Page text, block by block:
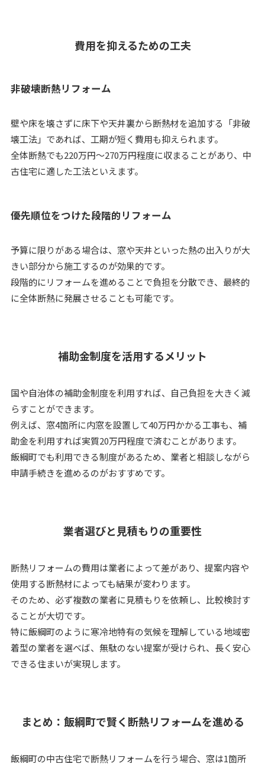
費用を抑えるための工夫
非破壊断熱リフォーム
壁や床を壊さずに床下や天井裏から断熱材を追加する「非破
壊工法」であれば、工期が短く費用も抑えられます。
全体断熱でも220万円～270万円程度に収まることがあり、中
古住宅に適した工法といえます。
優先順位をつけた段階的リフォーム
予算に限りがある場合は、窓や天井といった熱の出入りが大
きい部分から施工するのが効果的です。
段階的にリフォームを進めることで負担を分散でき、最終的
に全体断熱に発展させることも可能です。
補助金制度を活用するメリット
国や自治体の補助金制度を利用すれば、自己負担を大きく減
らすことができます。
例えば、窓4箇所に内窓を設置して40万円かかる工事も、補
助金を利用すれば実質20万円程度で済むことがあります。
飯綱町でも利用できる制度があるため、業者と相談しながら
申請手続きを進めるのがおすすめです。
業者選びと見積もりの重要性
断熱リフォームの費用は業者によって差があり、提案内容や
使用する断熱材によっても結果が変わります。
そのため、必ず複数の業者に見積もりを依頼し、比較検討す
ることが大切です。
特に飯綱町のように寒冷地特有の気候を理解している地域密
着型の業者を選べば、無駄のない提案が受けられ、長く安心
できる住まいが実現します。
まとめ：飯綱町で賢く断熱リフォームを進める
飯綱町の中古住宅で断熱リフォームを行う場合、窓は1箇所